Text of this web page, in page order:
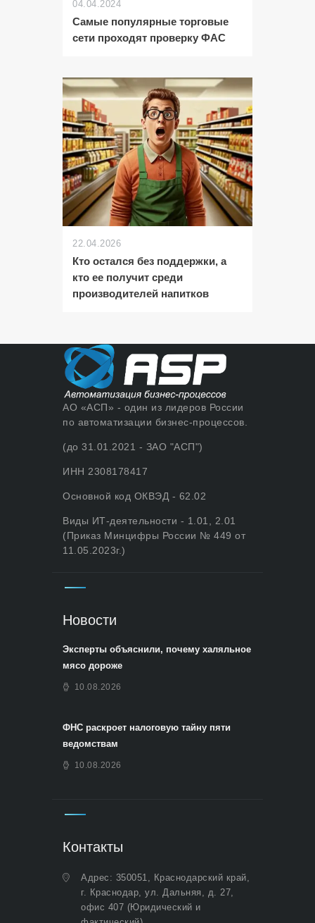
04.04.2024
Самые популярные торговые
сети проходят проверку ФАС
22.04.2026
Кто остался без поддержки, а
кто ее получит среди
производителей напитков
АО «АСП» - один из лидеров России
по автоматизации бизнес-процессов.
(до 31.01.2021 - ЗАО "АСП")
ИНН 2308178417
Основной код ОКВЭД - 62.02
Виды ИТ-деятельности - 1.01, 2.01
(Приказ Минцифры России № 449 от
11.05.2023г.)
Новости
Эксперты объяснили, почему халяльное
мясо дороже
10.08.2026
ФНС раскроет налоговую тайну пяти
ведомствам
10.08.2026
Контакты
Адрес: 350051, Краснодарский край,
г. Краснодар, ул. Дальняя, д. 27,
офис 407 (Юридический и